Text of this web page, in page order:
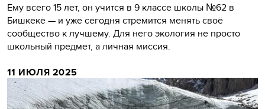
Ему всего 15 лет, он учится в 9 классе школы №62 в
Бишкеке — и уже сегодня стремится менять своё
сообщество к лучшему. Для него экология не просто
школьный предмет, а личная миссия.
11 ИЮЛЯ 2025